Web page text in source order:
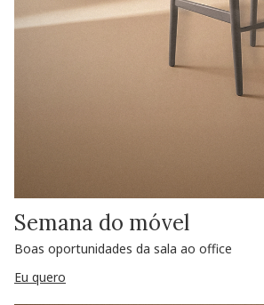
Semana do móvel
Boas oportunidades da sala ao office
Eu quero